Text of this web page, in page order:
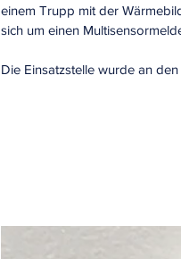
einem Trupp mit der
sich um einen
Die Einsatzstelle wurde an